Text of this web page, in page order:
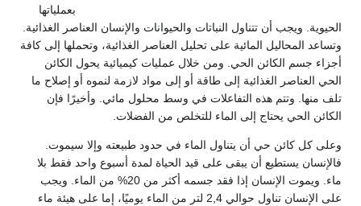
بعملياتها
الحيوية. ويجب أن تتناول النباتات والحيوانات والإنسان العناصر الغذائية.
وتساعد المحاليل المائية على تحليل العناصر الغذائية، وتحملها إلى كافة
أجزاء جسم الكائن الحي. ومن خلال عمليات كيميائية يحول الكائن
الحي العناصر الغذائية إلى طاقة أو إلى مواد لازمة لنموه أو إصلاح ما
تلف منها. وتتم هذه التفاعلات في وسط محلول مائي. وأخيرًا فإن
الكائن الحي يحتاج إلى الماء للتخلص من الفضلات.
وعلى كل كائن حي أن يتناول الماء في حدود طبيعته وإلا سيموت.
فالإنسان يستطيع أن يبقى على قيد الحياة لمدة أسبوع واحد فقط بلا
ماء. ويموت الإنسان إذا فقد جسمه أكثر من 20% من الماء. ويجب
على الإنسان تناول حوالي 2,4 لتر من الماء يوميًا، إما على هيئة ماء